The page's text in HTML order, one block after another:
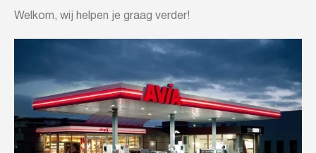
Welkom, wij helpen je graag verder!